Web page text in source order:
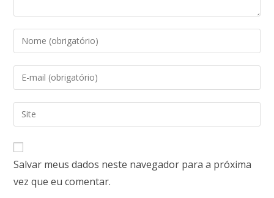
Salvar meus dados neste navegador para a próxima
vez que eu comentar.